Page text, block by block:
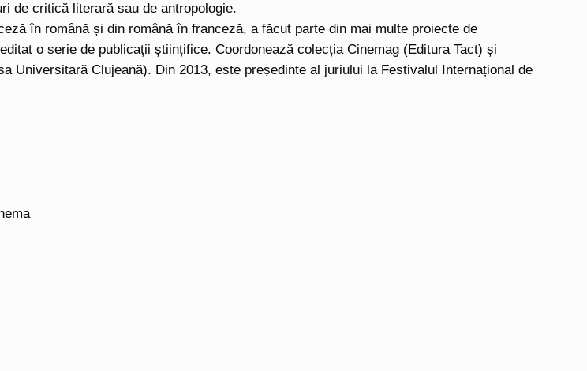
de critică literară sau de antropologie.
în română și din română în franceză, a făcut parte din mai multe proiecte de
o serie de publicații științifice. Coordonează colecția Cinemag (Editura Tact) și
Universitară Clujeană). Din 2013, este președinte al juriului la Festivalul Internațional de